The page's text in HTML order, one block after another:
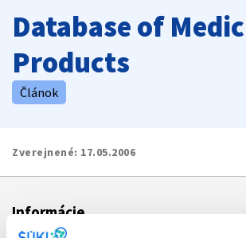
Database of
Products
Článok
Zverejnené: 17.05.2006
Informácie